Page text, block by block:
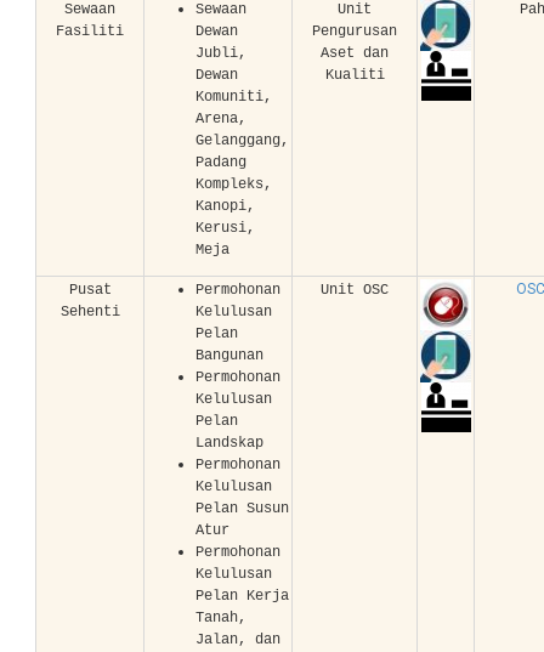
Sewaan
Fasiliti
Sewaan
Dewan
Jubli,
Dewan
Komuniti,
Arena,
Gelanggang,
Padang
Kompleks,
Kanopi,
Kerusi,
Meja
Unit
Pengurusan
Aset dan
Kualiti
Pusat
Sehenti
Permohonan
Kelulusan
Pelan
Bangunan
Permohonan
Kelulusan
Pelan
Landskap
Permohonan
Kelulusan
Pelan Susun
Atur
Permohonan
Kelulusan
Pelan Kerja
Tanah,
Jalan, dan
Unit OSC